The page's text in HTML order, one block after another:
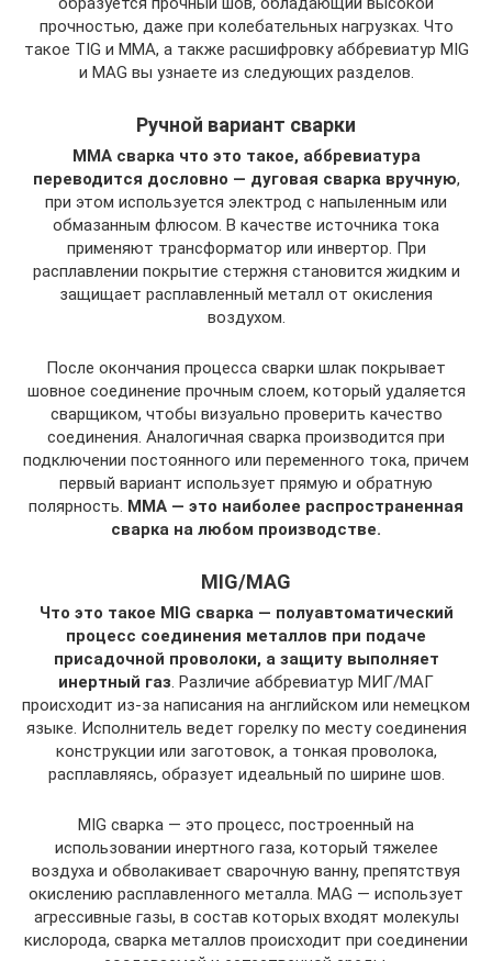
прочностью, даже при колебательных нагрузках. Что
такое TIG и MMA, а также расшифровку аббревиатур MIG
и MAG вы узнаете из следующих разделов.
Ручной вариант сварки
MMA сварка что это такое, аббревиатура
переводится дословно — дуговая сварка вручную,
при этом используется электрод с напыленным или
обмазанным флюсом. В качестве источника тока
применяют трансформатор или инвертор. При
расплавлении покрытие стержня становится жидким и
защищает расплавленный металл от окисления
воздухом.
После окончания процесса сварки шлак покрывает
шовное соединение прочным слоем, который удаляется
сварщиком, чтобы визуально проверить качество
соединения. Аналогичная сварка производится при
подключении постоянного или переменного тока, причем
первый вариант использует прямую и обратную
полярность. ММА — это наиболее распространенная
сварка на любом производстве.
MIG/MAG
Что это такое MIG сварка — полуавтоматический
процесс соединения металлов при подаче
присадочной проволоки, а защиту выполняет
инертный газ. Различие аббревиатур МИГ/МАГ
происходит из-за написания на английском или немецком
языке. Исполнитель ведет горелку по месту соединения
конструкции или заготовок, а тонкая проволока,
расплавляясь, образует идеальный по ширине шов.
MIG сварка — это процесс, построенный на
использовании инертного газа, который тяжелее
воздуха и обволакивает сварочную ванну, препятствуя
окислению расплавленного металла. MAG — использует
агрессивные газы, в состав которых входят молекулы
кислорода, сварка металлов происходит при соединении